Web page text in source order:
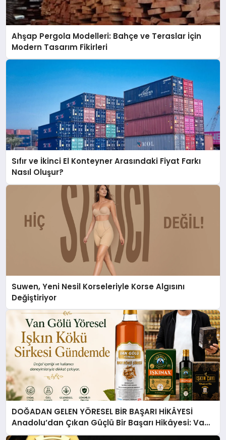
Ahşap Pergola Modelleri: Bahçe ve Teraslar İçin
Modern Tasarım Fikirleri
Sıfır ve İkinci El Konteyner Arasındaki Fiyat Farkı
Nasıl Oluşur?
Suwen, Yeni Nesil Korseleriyle Korse Algısını
Değiştiriyor
DOĞADAN GELEN YÖRESEL BİR BAŞARI HİKÂYESİ
Anadolu’dan Çıkan Güçlü Bir Başarı Hikâyesi: Van
Gölü Yöresel Işkın Kökü Sirkesi